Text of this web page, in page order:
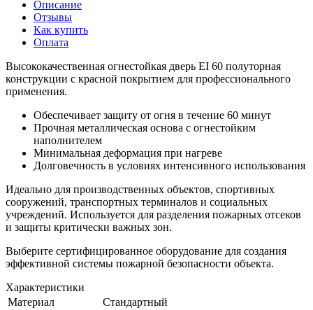
Описание
Отзывы
Как купить
Оплата
Высококачественная огнестойкая дверь EI 60 полуторная
конструкции с красной покрытием для профессионального
применения.
Обеспечивает защиту от огня в течение 60 минут
Прочная металлическая основа с огнестойким
наполнителем
Минимальная деформация при нагреве
Долговечность в условиях интенсивного использования
Идеально для производственных объектов, спортивных
сооружений, транспортных терминалов и социальных
учреждений. Используется для разделения пожарных отсеков
и защиты критически важных зон.
Выберите сертифицированное оборудование для создания
эффективной системы пожарной безопасности объекта.
Характеристики
Материал
Стандартный